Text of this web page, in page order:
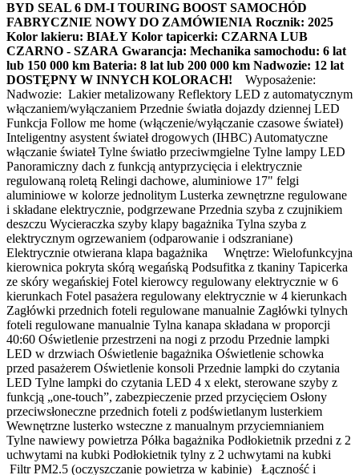
BYD SEAL 6 DM-I TOURING BOOST SAMOCHÓD
FABRYCZNIE NOWY DO ZAMÓWIENIA Rocznik: 2025
Kolor lakieru: BIAŁY Kolor tapicerki: CZARNA LUB
CZARNO - SZARA Gwarancja: Mechanika samochodu: 6 lat
lub 150 000 km Bateria: 8 lat lub 200 000 km Nadwozie: 12 lat
DOSTĘPNY W INNYCH KOLORACH!
Wyposażenie:
Nadwozie: Lakier metalizowany Reflektory LED z automatycznym
włączaniem/wyłączaniem Przednie światła dojazdy dziennej LED
Funkcja Follow me home (włączenie/wyłączanie czasowe świateł)
Inteligentny asystent świateł drogowych (IHBC) Automatyczne
włączanie świateł Tylne światło przeciwmgielne Tylne lampy LED
Panoramiczny dach z funkcją antyprzycięcia i elektrycznie
regulowaną roletą Relingi dachowe, aluminiowe 17" felgi
aluminiowe w kolorze jednolitym Lusterka zewnętrzne regulowane
i składane elektrycznie, podgrzewane Przednia szyba z czujnikiem
deszczu Wycieraczka szyby klapy bagażnika Tylna szyba z
elektrycznym ogrzewaniem (odparowanie i odszraniane)
Elektrycznie otwierana klapa bagażnika Wnętrze: Wielofunkcyjna
kierownica pokryta skórą wegańską Podsufitka z tkaniny Tapicerka
ze skóry wegańskiej Fotel kierowcy regulowany elektrycznie w 6
kierunkach Fotel pasażera regulowany elektrycznie w 4 kierunkach
Zagłówki przednich foteli regulowane manualnie Zagłówki tylnych
foteli regulowane manualnie Tylna kanapa składana w proporcji
40:60 Oświetlenie przestrzeni na nogi z przodu Przednie lampki
LED w drzwiach Oświetlenie bagażnika Oświetlenie schowka
przed pasażerem Oświetlenie konsoli Przednie lampki do czytania
LED Tylne lampki do czytania LED 4 x elekt, sterowane szyby z
funkcją „one-touch”, zabezpieczenie przed przycięciem Osłony
przeciwsłoneczne przednich foteli z podświetlanym lusterkiem
Wewnętrzne lusterko wsteczne z manualnym przyciemnianiem
Tylne nawiewy powietrza Półka bagażnika Podłokietnik przedni z 2
uchwytami na kubki Podłokietnik tylny z 2 uchwytami na kubki
Filtr PM2.5 (oczyszczanie powietrza w kabinie) Łączność i